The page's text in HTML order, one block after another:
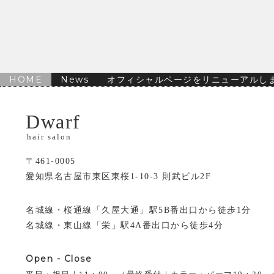
HOME News オフィシャルページをリニューアルし
Dwarf
hair salon
〒461-0005
愛知県名古屋市東区東桜1-10-3 則武ビル2F
名城線・桜通線「久屋大通」駅5B番出口から徒歩1分
名城線・東山線「栄」駅4A番出口から徒歩4分
Open - Close